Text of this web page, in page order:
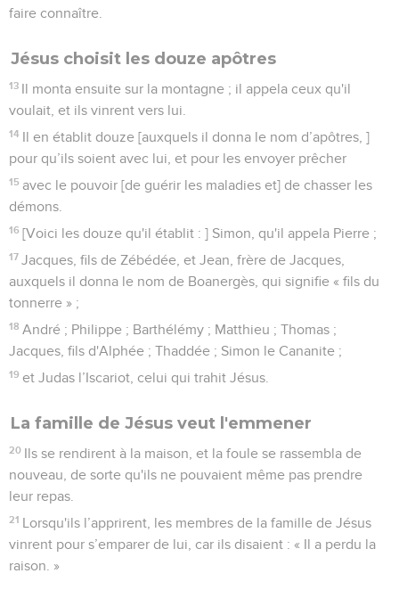
faire connaître.
Jésus choisit les douze apôtres
13 Il monta ensuite sur la montagne ; il appela ceux qu'il
voulait, et ils vinrent vers lui.
14 Il en établit douze [auxquels il donna le nom d’apôtres, ]
pour qu’ils soient avec lui, et pour les envoyer prêcher
15 avec le pouvoir [de guérir les maladies et] de chasser les
démons.
16 [Voici les douze qu'il établit : ] Simon, qu'il appela Pierre ;
17 Jacques, fils de Zébédée, et Jean, frère de Jacques,
auxquels il donna le nom de Boanergès, qui signifie « fils du
tonnerre » ;
18 André ; Philippe ; Barthélémy ; Matthieu ; Thomas ;
Jacques, fils d'Alphée ; Thaddée ; Simon le Cananite ;
19 et Judas l’Iscariot, celui qui trahit Jésus.
La famille de Jésus veut l'emmener
20 Ils se rendirent à la maison, et la foule se rassembla de
nouveau, de sorte qu'ils ne pouvaient même pas prendre
leur repas.
21 Lorsqu'ils l’apprirent, les membres de la famille de Jésus
vinrent pour s’emparer de lui, car ils disaient : « Il a perdu la
raison. »